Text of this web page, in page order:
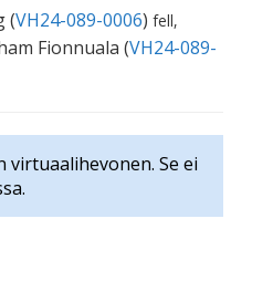
(VH24-089-0006) fell,
Fionnuala (VH24-089-
virtuaalihevonen. Se ei